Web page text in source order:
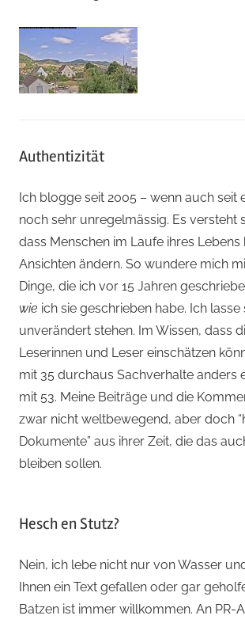
Authentizität
Ich blogge seit 2005 – wenn auch seit
noch sehr unregelmässig. Es versteht
dass Menschen im Laufe ihres Lebens
Ansichten ändern. So wundere mich
Dinge, die ich vor 15 Jahren
wie ich sie geschrieben habe. Ich
unverändert stehen. Im Wissen, dass
Leserinnen und Leser einschätzen
mit 35 durchaus Sachverhalte anders
mit 53. Meine Beiträge und die
zwar nicht weltbewegend, aber doch
Dokumente” aus ihrer Zeit, die das
bleiben sollen.
Hesch en Stutz?
Nein, ich lebe nicht nur von Wasser
Ihnen ein Text gefallen oder gar
Batzen ist immer willkommen. An PR-